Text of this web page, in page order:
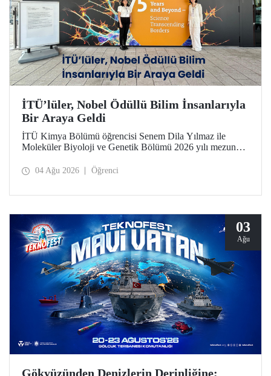
İTÜ’lüler, Nobel Ödüllü Bilim İnsanlarıyla
Bir Araya Geldi
İTÜ Kimya Bölümü öğrencisi Senem Dila Yılmaz ile
Moleküler Biyoloji ve Genetik Bölümü 2026 yılı mezunu
Etkinliklere Katılım Desteği kapsamında 75’inci Lindau
04 Ağu 2026 Öğrenci
03
Ağu
Gökyüzünden Denizlerin Derinliğine: